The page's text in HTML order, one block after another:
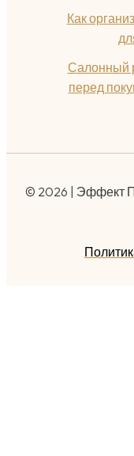
Как
Салонный
перед
© 2026 | Эффект